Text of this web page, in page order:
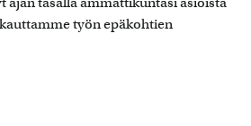
työn epäkohtien